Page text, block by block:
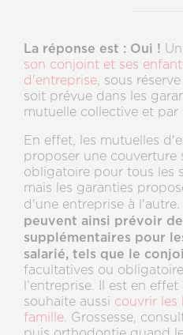
La réponse est : Oui !
son conjoint et ses
d'entreprise , sous
soit prévue dans les
mutuelle collective et par
En effet, les mutuelles
proposer une couverture
obligatoire pour tous les
mais les garanties
d'une entreprise à l'autre.
peuvent ainsi prévoir
supplémentaires pour
salarié, tels que le
facultatives ou
l’entreprise. Il est en
souhaite aussi couvrir les
famille . Grossesse,